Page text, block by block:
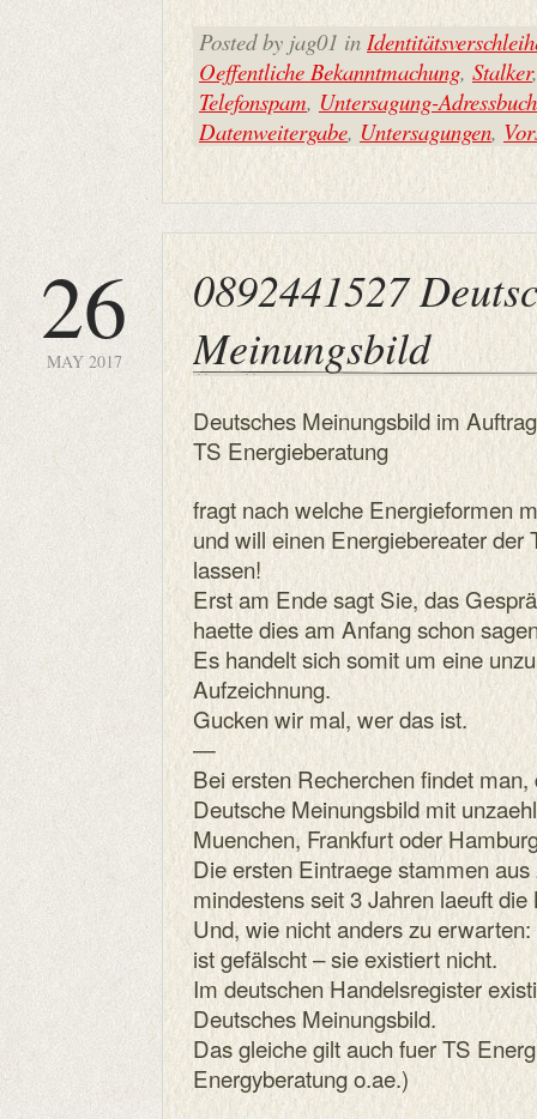
Posted by jag01 in
Oeffentliche Bekanntmachung, Stalker
Telefonspam, Untersagung-
Datenweitergabe, Untersagungen,
26
MAY 2017
0892441527
Meinungsbild
Deutsches Meinungsbild im
TS Energieberatung
fragt nach welche Energieformen
und will einen Energiebereater der
lassen!
Erst am Ende sagt Sie, das
haette dies am Anfang schon
Es handelt sich somit um eine
Aufzeichnung.
Gucken wir mal, wer das ist.
—
Bei ersten Recherchen findet man,
Deutsche Meinungsbild mit
Muenchen, Frankfurt oder
Die ersten Eintraege stammen
mindestens seit 3 Jahren laeuft
Und, wie nicht anders zu
ist gefälscht – sie existiert nicht.
Im deutschen Handelsregister
Deutsches Meinungsbild.
Das gleiche gilt auch fuer TS
Energyberatung o.ae.)